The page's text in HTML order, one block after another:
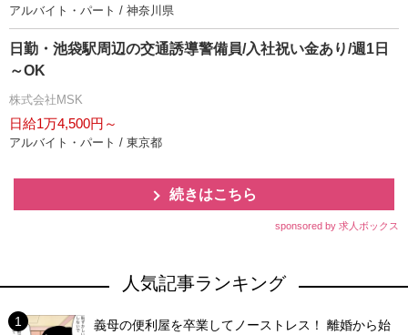
アルバイト・パート / 神奈川県
日勤・池袋駅周辺の交通誘導警備員/入社祝い金あり/週1日
～OK
株式会社MSK
日給1万4,500円～
アルバイト・パート / 東京都
続きはこちら
sponsored by 求人ボックス
人気記事ランキング
義母の便利屋を卒業してノーストレス！ 離婚から始